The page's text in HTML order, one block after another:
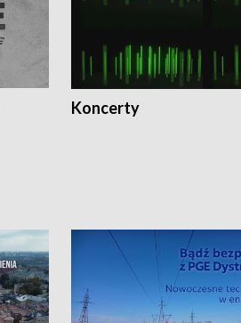
Koncerty